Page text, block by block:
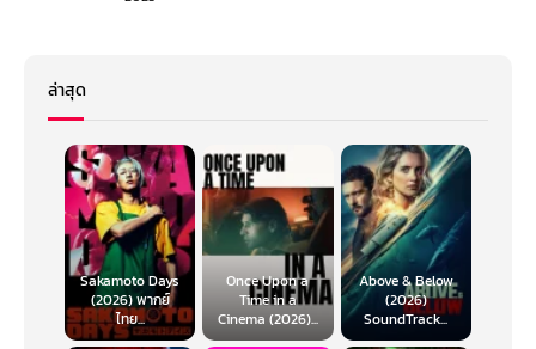
ล่าสุด
Sakamoto Days
(2026) พากย์
ไทย...
Once Upon a
Time in a
Cinema (2026)...
Above & Below
(2026)
SoundTrack...